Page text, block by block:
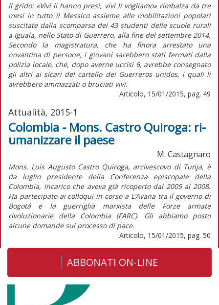
Il grido: «Vivi li hanno presi, vivi li vogliamo» rimbalza da tre
mesi in tutto il Messico assieme alle mobilitazioni popolari
suscitate dalla scomparsa dei 43 studenti delle scuole rurali
a Iguala, nello Stato di Guerrero, alla fine del settembre 2014.
Secondo la magistratura, che ha finora arrestato una
novantina di persone, i giovani sarebbero stati fermati dalla
polizia locale, che, dopo averne uccisi 6, avrebbe consegnato
gli altri ai sicari del cartello dei Guerreros unidos, i quali li
avrebbero ammazzati o bruciati vivi.
Articolo, 15/01/2015, pag. 49
Attualità, 2015-1
Colombia - Mons. Castro Quiroga: ri-
umanizzare il paese
M. Castagnaro
Mons. Luis Augusto Castro Quiroga, arcivescovo di Tunja, è
da luglio presidente della Conferenza episcopale della
Colombia, incarico che aveva già ricoperto dal 2005 al 2008.
Ha partecipato ai colloqui in corso a L’Avana tra il governo di
Bogotá e la guerriglia marxista delle Forze armate
rivoluzionarie della Colombia (FARC). Gli abbiamo posto
alcune domande sul processo di pace.
Articolo, 15/01/2015, pag. 50
ABBONATI ON-LINE